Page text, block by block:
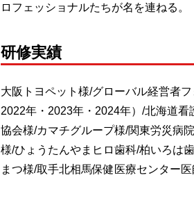
ロフェッショナルたちが名を連ねる。
研修実績
大阪トヨペット様/グローバル経営者
2022年・2023年・2024年）/北海道
協会様/カマチグループ様/関東労災病
様/ひょうたんやまヒロ歯科/柏いろは
まつ様/取手北相馬保健医療センター